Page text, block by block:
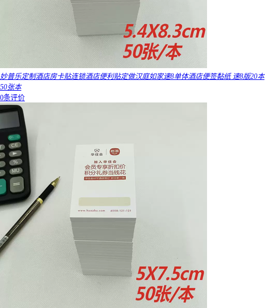
妙普乐定制酒店房卡贴连锁酒店便利贴定做汉庭如家速8单体酒店便签黏纸 速8版20本
50张本
0条评价